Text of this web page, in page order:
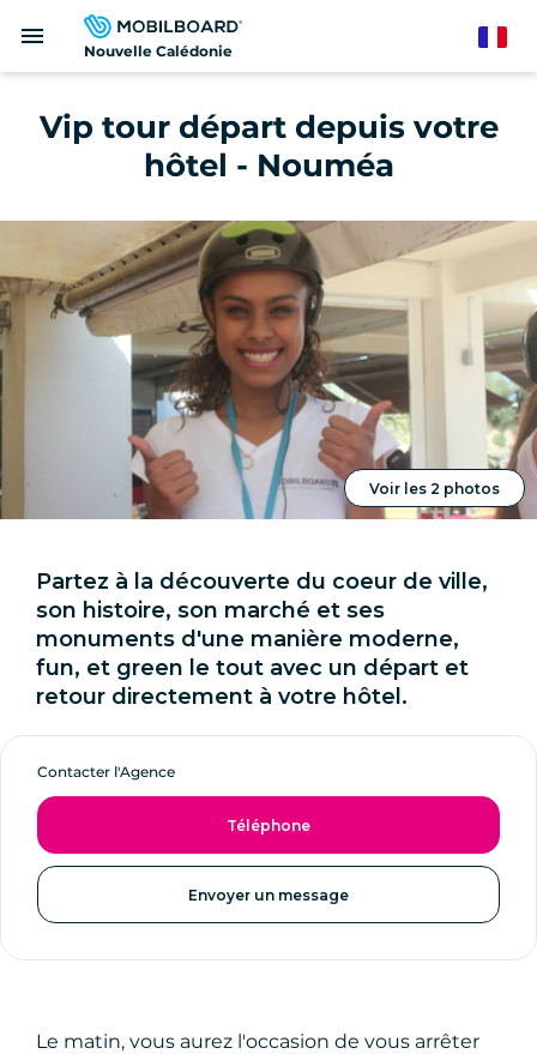
Nouvelle Calédonie
menu
Vip tour départ depuis votre
hôtel - Nouméa
Voir les 2 photos
Partez à la découverte du coeur de ville,
son histoire, son marché et ses
monuments d'une manière moderne,
fun, et green le tout avec un départ et
retour directement à votre hôtel.
Contacter l'Agence
Téléphone
Envoyer un message
Le matin, vous aurez l'occasion de vous arrêter